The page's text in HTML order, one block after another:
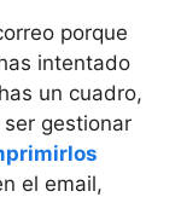
porque
intentado
un cuadro,
gestionar
el email,